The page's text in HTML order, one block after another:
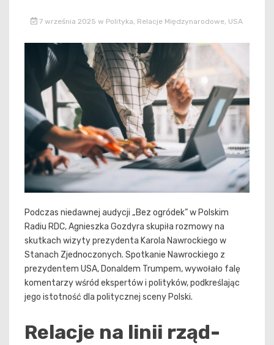
7 września 2025 w Polityka Relacje Międzynarodowe, USA
Podczas niedawnej audycji „Bez ogródek” w Polskim
Radiu RDC, Agnieszka Gozdyra skupiła rozmowy na
skutkach wizyty prezydenta Karola Nawrockiego w
Stanach Zjednoczonych. Spotkanie Nawrockiego z
prezydentem USA, Donaldem Trumpem, wywołało falę
komentarzy wśród ekspertów i polityków, podkreślając
jego istotność dla politycznej sceny Polski.
Relacje na linii rząd-